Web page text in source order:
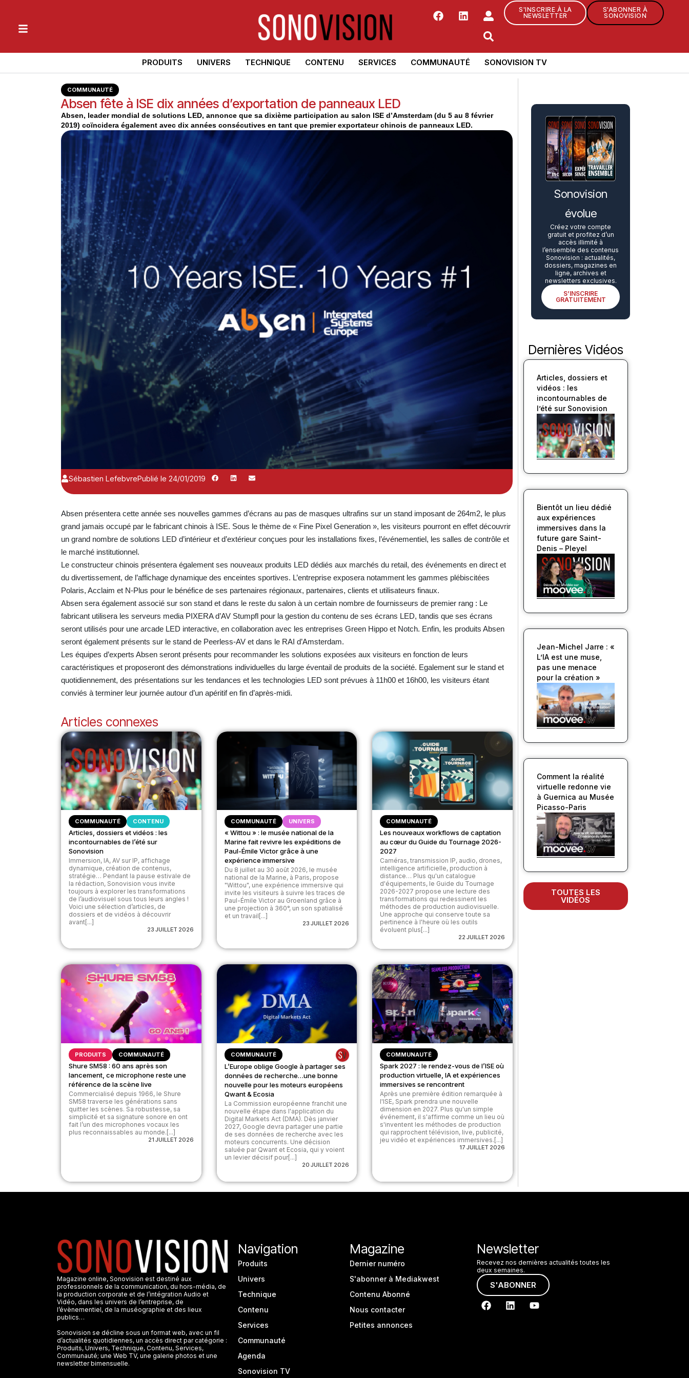
S'INSCRIRE À LA
NEWSLETTER
S'ABONNER À
SONOVISION
PRODUITS UNIVERS TECHNIQUE CONTENU SERVICES COMMUNAUTÉ SONOVISION TV
COMMUNAUTÉ
Absen fête à ISE dix années d’exportation de panneaux LED
Absen, leader mondial de solutions LED, annonce que sa dixième participation au salon ISE d’Amsterdam (du 5 au 8 février
2019) coïncidera également avec dix années consécutives en tant que premier exportateur chinois de panneaux LED.
Sébastien LefebvrePublié le 24/01/2019
Absen présentera cette année ses nouvelles gammes d’écrans au pas de masques ultrafins sur un stand imposant de 264m2, le plus
grand jamais occupé par le fabricant chinois à ISE. Sous le thème de « Fine Pixel Generation », les visiteurs pourront en effet découvrir
un grand nombre de solutions LED d’intérieur et d’extérieur conçues pour les installations fixes, l’événementiel, les salles de contrôle et
le marché institutionnel.
Le constructeur chinois présentera également ses nouveaux produits LED dédiés aux marchés du retail, des événements en direct et
du divertissement, de l’affichage dynamique des enceintes sportives. L’entreprise exposera notamment les gammes plébiscitées
Polaris, Acclaim et N-Plus pour le bénéfice de ses partenaires régionaux, partenaires, clients et utilisateurs finaux.
Absen sera également associé sur son stand et dans le reste du salon à un certain nombre de fournisseurs de premier rang : Le
fabricant utilisera les serveurs media PIXERA d’AV Stumpfl pour la gestion du contenu de ses écrans LED, tandis que ses écrans
seront utilisés pour une arcade LED interactive, en collaboration avec les entreprises Green Hippo et Notch. Enfin, les produits Absen
seront également présents sur le stand de Peerless-AV et dans le RAI d’Amsterdam.
Les équipes d’experts Absen seront présents pour recommander les solutions exposées aux visiteurs en fonction de leurs
caractéristiques et proposeront des démonstrations individuelles du large éventail de produits de la société. Egalement sur le stand et
quotidiennement, des présentations sur les tendances et les technologies LED sont prévues à 11h00 et 16h00, les visiteurs étant
conviés à terminer leur journée autour d’un apéritif en fin d’après-midi.
Articles connexes
COMMUNAUTÉ CONTENU
Articles, dossiers et vidéos : les
incontournables de l’été sur
Sonovision
Immersion, IA, AV sur IP, affichage
dynamique, création de contenus,
stratégie… Pendant la pause estivale de
la rédaction, Sonovision vous invite
toujours à explorer les transformations
de l’audiovisuel sous tous leurs angles !
Voici une sélection d’articles, de
dossiers et de vidéos à découvrir
avant[...]
23 JUILLET 2026
COMMUNAUTÉ UNIVERS
« Wittou » : le musée national de la
Marine fait revivre les expéditions de
Paul-Émile Victor grâce à une
expérience immersive
Du 8 juillet au 30 août 2026, le musée
national de la Marine, à Paris, propose
"Wittou", une expérience immersive qui
invite les visiteurs à suivre les traces de
Paul-Émile Victor au Groenland grâce à
une projection à 360°, un son spatialisé
et un travail[...]
23 JUILLET 2026
COMMUNAUTÉ
Les nouveaux workflows de captation
au cœur du Guide du Tournage 2026-
2027
Caméras, transmission IP, audio, drones,
intelligence artificielle, production à
distance… Plus qu'un catalogue
d'équipements, le Guide du Tournage
2026-2027 propose une lecture des
transformations qui redessinent les
méthodes de production audiovisuelle.
Une approche qui conserve toute sa
pertinence à l'heure où les outils
évoluent plus[...]
22 JUILLET 2026
PRODUITS COMMUNAUTÉ
Shure SM58 : 60 ans après son
lancement, ce microphone reste une
référence de la scène live
Commercialisé depuis 1966, le Shure
SM58 traverse les générations sans
quitter les scènes. Sa robustesse, sa
simplicité et sa signature sonore en ont
fait l’un des microphones vocaux les
plus reconnaissables au monde.[...]
21 JUILLET 2026
COMMUNAUTÉ
L’Europe oblige Google à partager ses
données de recherche…une bonne
nouvelle pour les moteurs européens
Qwant & Ecosia
La Commission européenne franchit une
nouvelle étape dans l'application du
Digital Markets Act (DMA). Dès janvier
2027, Google devra partager une partie
de ses données de recherche avec les
moteurs concurrents. Une décision
saluée par Qwant et Ecosia, qui y voient
un levier décisif pour[...]
20 JUILLET 2026
COMMUNAUTÉ
Spark 2027 : le rendez-vous de l’ISE où
production virtuelle, IA et expériences
immersives se rencontrent
Après une première édition remarquée à
l'ISE, Spark prendra une nouvelle
dimension en 2027. Plus qu'un simple
événement, il s'affirme comme un lieu où
s'inventent les méthodes de production
qui rapprochent télévision, live, publicité,
jeu vidéo et expériences immersives.[...]
17 JUILLET 2026
Sonovision
évolue
Créez votre compte
gratuit et profitez d’un
accès illimité à
l’ensemble des contenus
Sonovision : actualités,
dossiers, magazines en
ligne, archives et
newsletters exclusives.
S’INSCRIRE
GRATUITEMENT
Dernières Vidéos
Articles, dossiers et
vidéos : les
incontournables de
l’été sur Sonovision
Bientôt un lieu dédié
aux expériences
immersives dans la
future gare Saint-
Denis – Pleyel
Jean-Michel Jarre : «
L’IA est une muse,
pas une menace
pour la création »
Comment la réalité
virtuelle redonne vie
à Guernica au Musée
Picasso-Paris
TOUTES LES
VIDÉOS
Magazine online, Sonovision est destiné aux
professionnels de la communication, du hors-média, de
la production corporate et de l’intégration Audio et
Vidéo, dans les univers de l’entreprise, de
l’évènementiel, de la muséographie et des lieux
publics…
Sonovision se décline sous un format web, avec un fil
d’actualités quotidiennes, un accès direct par catégorie :
Produits, Univers, Technique, Contenu, Services,
Communauté; une Web TV, une galerie photos et une
newsletter bimensuelle.
Navigation
Produits
Univers
Technique
Contenu
Services
Communauté
Agenda
Sonovision TV
Magazine
Dernier numéro
S'abonner à Mediakwest
Contenu Abonné
Nous contacter
Petites annonces
Newsletter
Recevez nos dernières actualités toutes les
deux semaines.
S'ABONNER